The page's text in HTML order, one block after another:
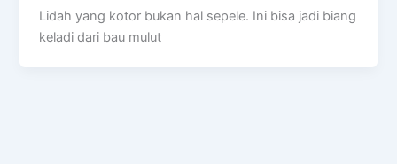
Lidah yang kotor bukan hal sepele. Ini bisa jadi biang
keladi dari bau mulut